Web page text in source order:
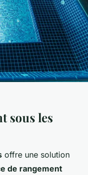
sous les
offre une solution
de rangement